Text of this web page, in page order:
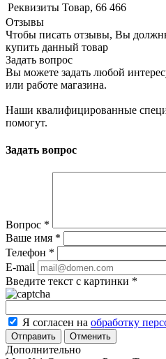
Реквизиты Товар, 66 466
Отзывы
Чтобы писать отзывы, Вы
купить данный товар
Задать вопрос
Вы можете задать любой
или работе магазина.
Наши квалифицированные
помогут.
Задать вопрос
Вопрос *
Ваше имя *
Телефон *
E-mail
Введите текст с картинки *
Я согласен на обработку
Отменить
Дополнительно